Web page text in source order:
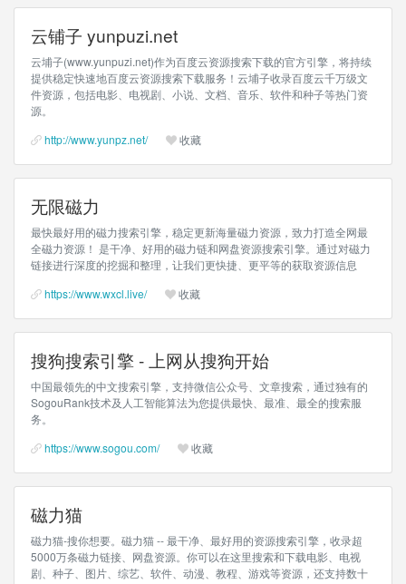
云铺子 yunpuzi.net
云埔子(www.yunpuzi.net)作为百度云资源搜索下载的官方引擎，将持续
提供稳定快速地百度云资源搜索下载服务！云埔子收录百度云千万级文
件资源，包括电影、电视剧、小说、文档、音乐、软件和种子等热门资
源。
http://www.yunpz.net/
收藏
无限磁力
最快最好用的磁力搜索引擎，稳定更新海量磁力资源，致力打造全网最
全磁力资源！ 是干净、好用的磁力链和网盘资源搜索引擎。通过对磁力
链接进行深度的挖掘和整理，让我们更快捷、更平等的获取资源信息
https://www.wxcl.live/
收藏
搜狗搜索引擎 - 上网从搜狗开始
中国最领先的中文搜索引擎，支持微信公众号、文章搜索，通过独有的
SogouRank技术及人工智能算法为您提供最快、最准、最全的搜索服
务。
https://www.sogou.com/
收藏
磁力猫
磁力猫-搜你想要。磁力猫 -- 最干净、最好用的资源搜索引擎，收录超
5000万条磁力链接、网盘资源。你可以在这里搜索和下载电影、电视
剧、种子、图片、综艺、软件、动漫、教程、游戏等资源，还支持数十